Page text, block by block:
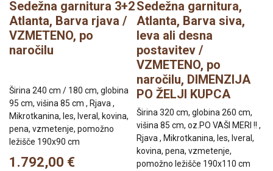
Sedežna garnitura 3+2
Atlanta, Barva rjava /
VZMETENO, po
naročilu
Širina 240 cm / 180 cm, globina
95 cm, višina 85 cm , Rjava ,
Mikrotkanina, les, Iveral, kovina,
pena, vzmetenje, pomožno
ležišče 190x90 cm
1.792,00 €
Sedežna garnitura,
Atlanta, Barva siva,
leva ali desna
postavitev /
VZMETENO, po
naročilu, DIMENZIJA
PO ŽELJI KUPCA
Širina 320 cm, globina 260 cm,
višina 85 cm, oz.PO VAŠI MERI !! ,
Rjava , Mikrotkanina, les, Iveral,
kovina, pena, vzmetenje,
pomožno ležišče 190x110 cm